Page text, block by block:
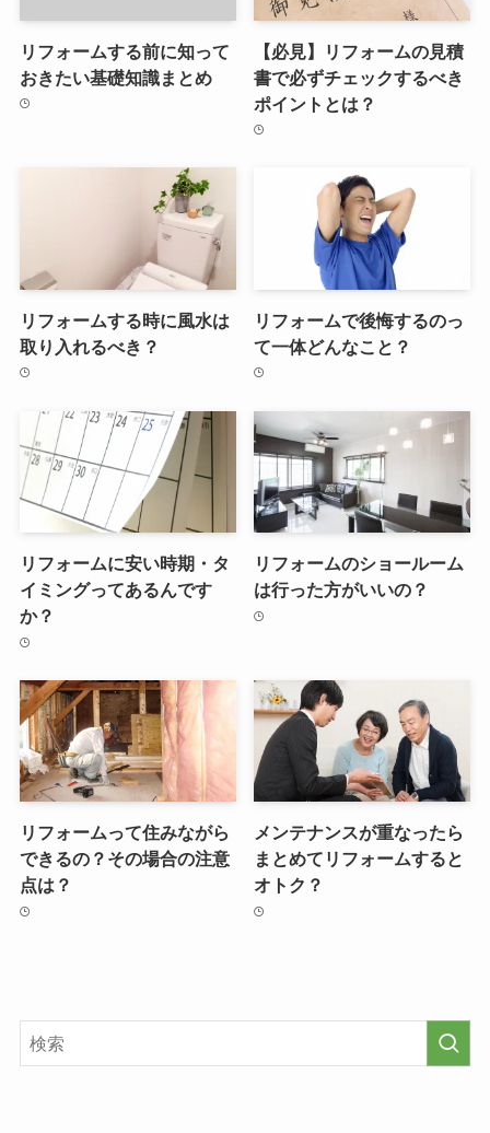
リフォームする前に知って
おきたい基礎知識まとめ
【必見】リフォームの見積
書で必ずチェックするべき
ポイントとは？
リフォームする時に風水は
取り入れるべき？
リフォームで後悔するのっ
て一体どんなこと？
リフォームに安い時期・タ
イミングってあるんです
か？
リフォームのショールーム
は行った方がいいの？
リフォームって住みながら
できるの？その場合の注意
点は？
メンテナンスが重なったら
まとめてリフォームすると
オトク？